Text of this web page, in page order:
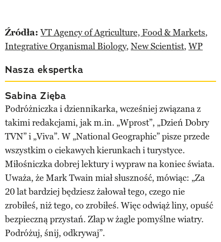
Źródła: VT Agency of Agriculture, Food & Markets,
Integrative Organismal Biology, New Scientist, WP
Nasza ekspertka
Sabina Zięba
Podróżniczka i dziennikarka, wcześniej związana z
takimi redakcjami, jak m.in. „Wprost”, „Dzień Dobry
TVN” i „Viva”. W „National Geographic” pisze przede
wszystkim o ciekawych kierunkach i turystyce.
Miłośniczka dobrej lektury i wypraw na koniec świata.
Uważa, że Mark Twain miał słuszność, mówiąc: „Za
20 lat bardziej będziesz żałował tego, czego nie
zrobiłeś, niż tego, co zrobiłeś. Więc odwiąż liny, opuść
bezpieczną przystań. Złap w żagle pomyślne wiatry.
Podróżuj, śnij, odkrywaj”.